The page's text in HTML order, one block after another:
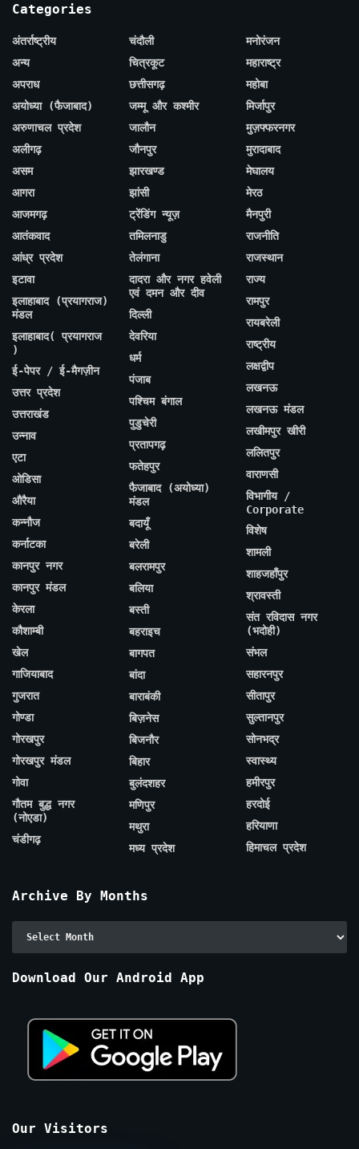
Categories
अंतर्राष्ट्रीय
अन्य
अपराध
अयोध्या (फैजाबाद)
अरुणाचल प्रदेश
अलीगढ़
असम
आगरा
आजमगढ़
आतंकवाद
आंध्र प्रदेश
इटावा
इलाहाबाद (प्रयागराज)
मंडल
इलाहाबाद( प्रयागराज
)
ई-पेपर / ई-मैगज़ीन
उत्तर प्रदेश
उत्तराखंड
उन्नाव
एटा
ओडिसा
औरैया
कन्नौज
कर्नाटका
कानपुर नगर
कानपुर मंडल
केरला
कौशाम्बी
खेल
गाजियाबाद
गुजरात
गोण्डा
गोरखपुर
गोरखपुर मंडल
गोवा
गौतम बुद्ध नगर
(नोएडा)
चंडीगढ़
चंदौली
चित्रकूट
छत्तीसगढ़
जम्मू और कश्मीर
जालौन
जौनपुर
झारखण्ड
झांसी
ट्रेंडिंग न्यूज़
तमिलनाडु
तेलंगाना
दादरा और नगर हवेली
एवं दमन और दीव
दिल्ली
देवरिया
धर्म
पंजाब
पश्चिम बंगाल
पुडुचेरी
प्रतापगढ़
फतेहपुर
फैजाबाद (अयोध्या)
मंडल
बदायूँ
बरेली
बलरामपुर
बलिया
बस्ती
बहराइच
बागपत
बांदा
बाराबंकी
बिज़नेस
बिजनौर
बिहार
बुलंदशहर
मणिपुर
मथुरा
मध्य प्रदेश
मनोरंजन
महाराष्ट्र
महोबा
मिर्जापुर
मुज़फ्फरनगर
मुरादाबाद
मेघालय
मेरठ
मैनपुरी
राजनीति
राजस्थान
राज्य
रामपुर
रायबरेली
राष्ट्रीय
लक्षद्वीप
लखनऊ
लखनऊ मंडल
लखीमपुर खीरी
ललितपुर
वाराणसी
विभागीय /
Corporate
विशेष
शामली
शाहजहाँपुर
श्रावस्ती
संत रविदास नगर
(भदोही)
संभल
सहारनपुर
सीतापुर
सुल्तानपुर
सोनभद्र
स्वास्थ्य
हमीरपुर
हरदोई
हरियाणा
हिमाचल प्रदेश
Archive By Months
Download Our Android App
Our Visitors